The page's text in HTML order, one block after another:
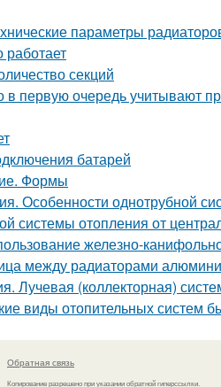
параметры
секций
в первую очередь учитывают
батарей
Формы
Особенности однотрубной
системы отопления от
железно-
между радиаторами
Лучевая (коллекторная)
виды отопительных систем
Обратная связь
Копирование разрешено при указании обратной гиперссылки.